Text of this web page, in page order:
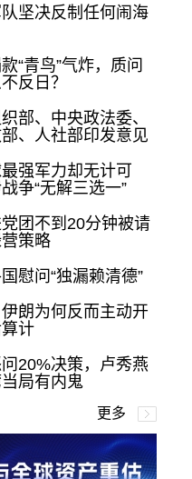
坚决反制任何闹海
“青鸟”气炸，质问
反日？
部、中央政法委、
、人社部印发意见
强军力却无计可
争“无解三选一”
团不到20分钟被请
策略
慰问“独漏赖清德”
朗为何反而主动开
计
20%决策，卢秀燕
局有内鬼
更多